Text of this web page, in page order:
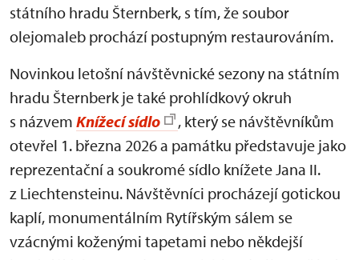
státního hradu Šternberk, s tím, že soubor
olejomaleb prochází postupným restaurováním.
Novinkou letošní návštěvnické sezony na státním
hradu Šternberk je také prohlídkový okruh
s názvem Knížecí sídlo
, který se návštěvníkům
otevřel 1. března 2026 a památku představuje jako
reprezentační a soukromé sídlo knížete Jana II.
z Liechtensteinu. Návštěvníci procházejí gotickou
kaplí, monumentálním Rytířským sálem se
vzácnými koženými tapetami nebo někdejší